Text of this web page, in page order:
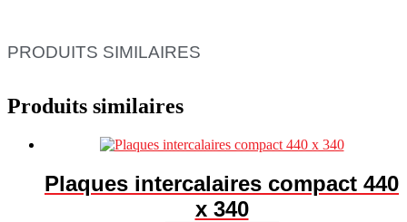
PRODUITS SIMILAIRES
Produits similaires
Plaques intercalaires compact 440
x 340